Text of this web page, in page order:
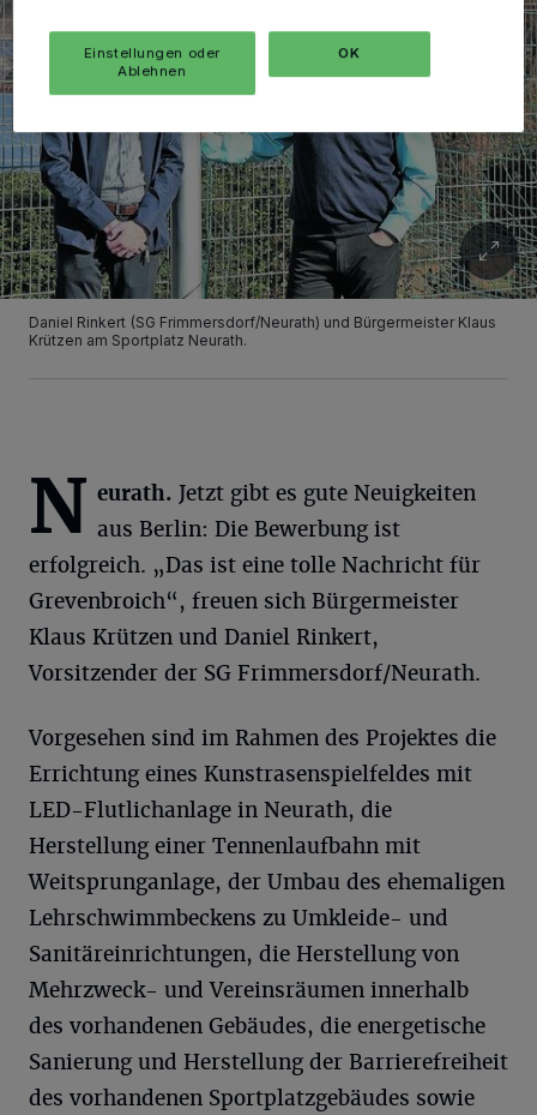
Daniel Rinkert (SG Frimmersdorf/Neurath) und Bürgermeister Klaus
Krützen am Sportplatz Neurath.
N eurath. Jetzt gibt es gute Neuigkeiten
aus Berlin: Die Bewerbung ist
erfolgreich. „Das ist eine tolle Nachricht für
Grevenbroich“, freuen sich Bürgermeister
Klaus Krützen und Daniel Rinkert,
Vorsitzender der SG Frimmersdorf/Neurath.
Vorgesehen sind im Rahmen des Projektes die
Errichtung eines Kunstrasenspielfeldes mit
LED-Flutlichanlage in Neurath, die
Herstellung einer Tennenlaufbahn mit
Weitsprunganlage, der Umbau des ehemaligen
Lehrschwimmbeckens zu Umkleide- und
Sanitäreinrichtungen, die Herstellung von
Mehrzweck- und Vereinsräumen innerhalb
des vorhandenen Gebäudes, die energetische
Sanierung und Herstellung der Barrierefreiheit
des vorhandenen Sportplatzgebäudes sowie
Einstellungen oder
Ablehnen
OK